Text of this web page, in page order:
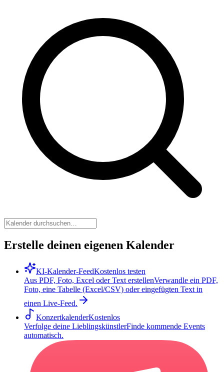
Erstelle deinen eigenen Kalender
KI-Kalender-FeedKostenlos testen
Aus PDF, Foto, Excel oder Text erstellenVerwandle ein PDF,
Foto, eine Tabelle (Excel/CSV) oder eingefügten Text in
einen Live-Feed.
KonzertkalenderKostenlos
Verfolge deine LieblingskünstlerFinde kommende Events
automatisch.